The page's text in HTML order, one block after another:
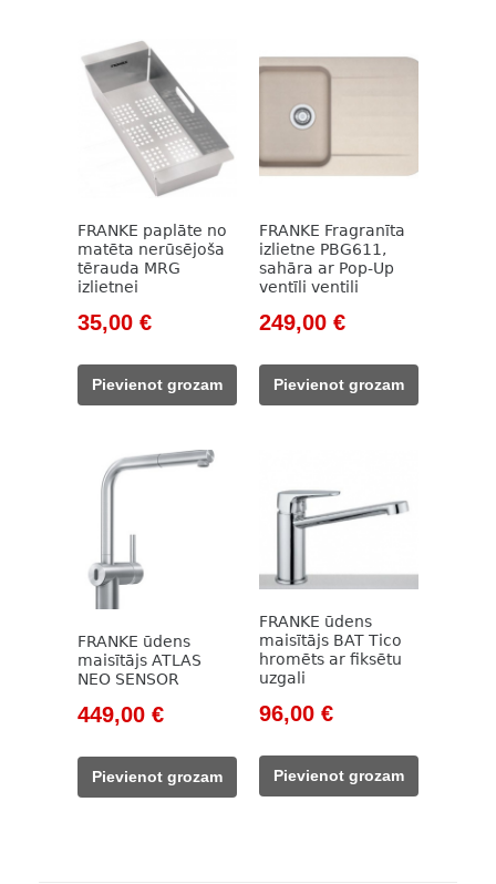
FRANKE paplāte no
matēta nerūsējoša
tērauda MRG
izlietnei
Original
was:
50,00 €.
35,00 €Current
Pievienot grozam
FRANKE Fragranīta
izlietne PBG611,
sahāra ar Pop-Up
ventīli ventili
Original
was:
332,00 €.
249,00 €Current
249,00 €.
Pievienot grozam
FRANKE ūdens
maisītājs ATLAS
NEO SENSOR
Original
was:
599,00 €.
449,00 €Current
449,00 €.
Pievienot grozam
FRANKE ūdens
maisītājs BAT Tico
hromēts ar fiksētu
uzgali
Original
was:
128,00 €.
96,00 €Current
96,00 €.
Pievienot grozam